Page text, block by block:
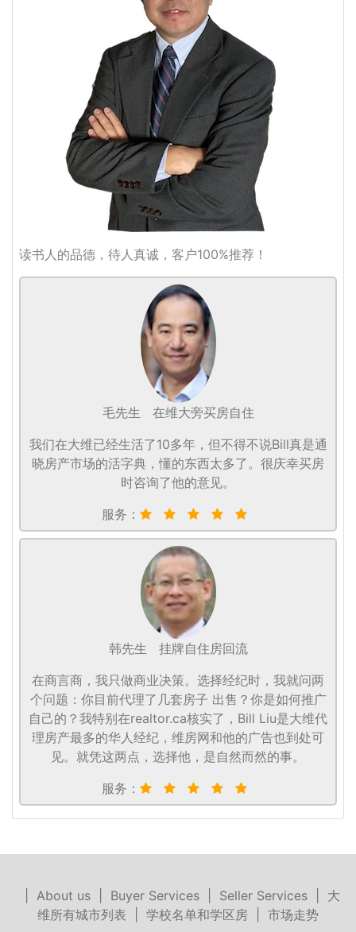
读书人的品德，待人真诚，客户100%推荐！
毛先生
在维大旁买房自住
我们在大维已经生活了10多年，但不得不说Bill真是通
晓房产市场的活字典，懂的东西太多了。很庆幸买房
时咨询了他的意见。
服务：
韩先生
挂牌自住房回流
在商言商，我只做商业决策。选择经纪时，我就问两
个问题：你目前代理了几套房子 出售？你是如何推广
自己的？我特别在realtor.ca核实了，Bill Liu是大维代
理房产最多的华人经纪，维房网和他的广告也到处可
见。就凭这两点，选择他，是自然而然的事。
服务：
About us| Buyer Services| Seller Services| 大
维所有城市列表
学校名单和学区房 市场走势